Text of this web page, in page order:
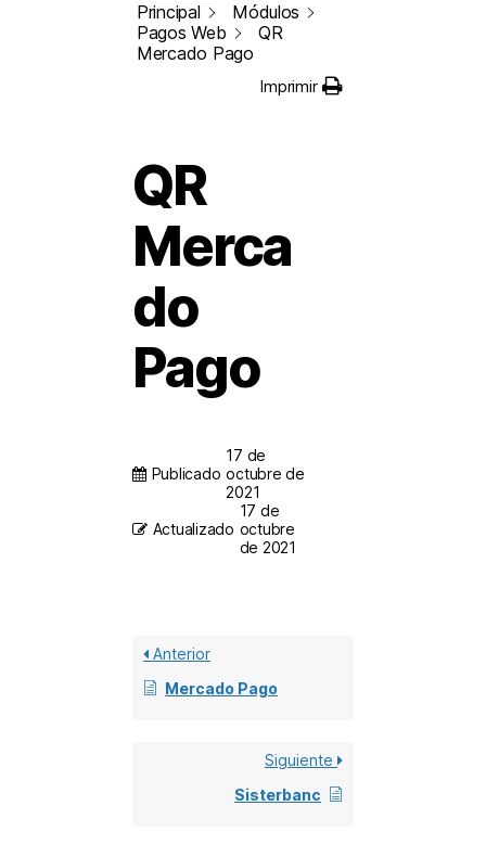
Principal
Módulos
Pagos Web
QR
Mercado Pago
Imprimir
QR
Merca
do
Pago
Publicado
17 de
octubre de
2021
Actualizado
17 de
octubre
de 2021
Anterior
Mercado Pago
Siguiente
Sisterbanc